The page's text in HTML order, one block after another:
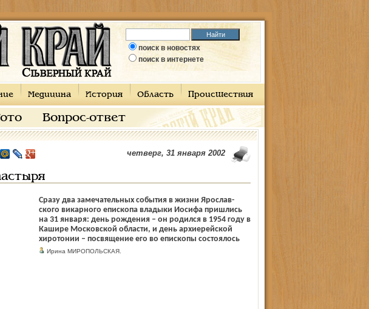
поиск в новостях
поиск в интернете
Медицина История Область Происшествия
Вопрос-ответ
четверг, 31 января 2002
Сразу два замечательных события в жизни Ярослав-
ского викарного епископа владыки Иосифа пришлись
на 31 января: день рождения – он родился в 1954 году в
Кашире Московской области, и день архиерейской
хиротонии – посвящение его во епископы состоялось
Ирина МИРОПОЛЬСКАЯ.